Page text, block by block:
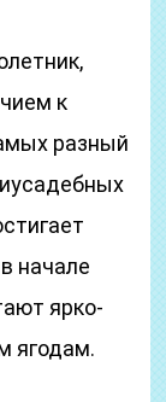
к
разный
начале
ярко-
ягодам.